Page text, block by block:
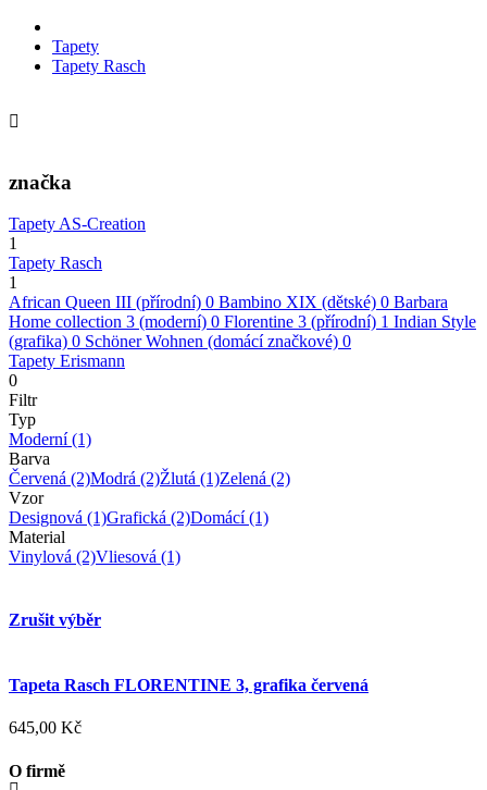
Tapety
Tapety Rasch
značka
Tapety AS-Creation
1
Tapety Rasch
1
African Queen III (přírodní) 0 Bambino XIX (dětské) 0 Barbara
Home collection 3 (moderní) 0 Florentine 3 (přírodní) 1 Indian Style
(grafika) 0 Schöner Wohnen (domácí značkové) 0
Tapety Erismann
0
Filtr
Typ
Moderní(1)
Barva
Červená (2)Modrá (2)Žlutá (1)Zelená (2)
Vzor
Designová (1)Grafická (2)Domácí(1)
Material
Vinylová (2)Vliesová (1)
Zrušit výběr
Tapeta Rasch FLORENTINE 3, grafika červená
645,00 Kč
O firmě